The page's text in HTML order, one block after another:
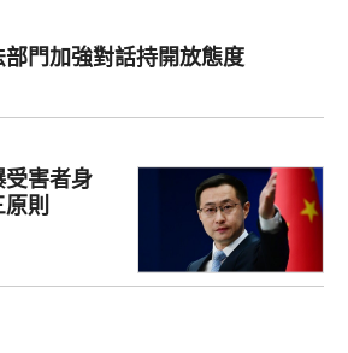
門加強對話持開放態度
受害者身
則